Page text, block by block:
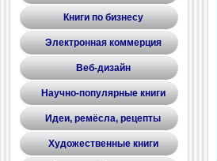
Книги по бизнесу
Электронная коммерция
Веб-дизайн
Научно-популярные книги
Идеи, ремёсла, рецепты
Художественные книги